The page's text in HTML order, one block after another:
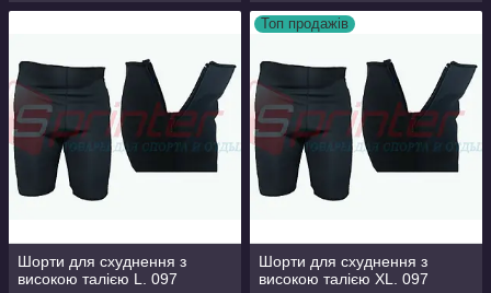
Шорти для схуднення з
високою талією L. 097
Топ продажів
Шорти для схуднення з
високою талією XL. 097